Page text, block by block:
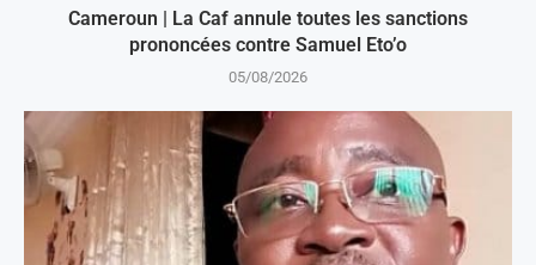
Cameroun | La Caf annule toutes les sanctions
prononcées contre Samuel Eto’o
05/08/2026